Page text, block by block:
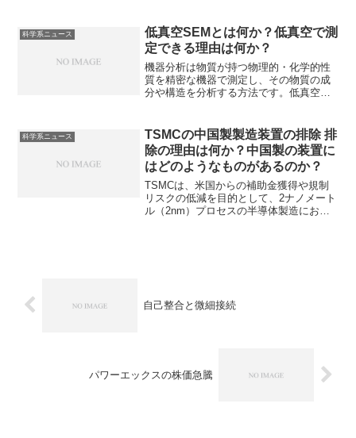
す。それぞれの投資内容を知ることがで
きます。
科学系ニュース
低真空SEMとは何か？低真空で測
定できる理由は何か？
機器分析は物質が持つ物理的・化学的性
質を精密な機器で測定し、その物質の成
分や構造を分析する方法です。低真空
試料表面の静電気を打ち消す仕組みの
SEMで、絶縁体をそのままの状態で測定
できるなどの利点があります。チャージ
アップが起きる理由や低真空SEMの仕組
みを知ることができます。
科学系ニュース
TSMCの中国製製造装置の排除 排
除の理由は何か？中国製の装置に
はどのようなものがあるのか？
TSMCは、米国からの補助金獲得や規制
リスクの低減を目的として、2ナノメート
ル（2nm）プロセスの半導体製造におい
自己整合と微細接続
パワーエックスの株価急騰